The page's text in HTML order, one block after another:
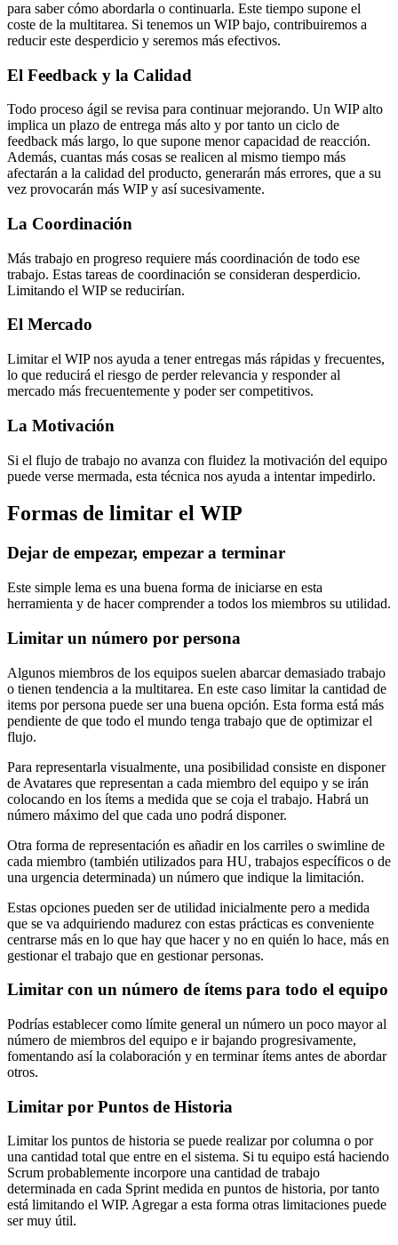
para saber cómo abordarla o continuarla. Este tiempo supone el
coste de la multitarea. Si tenemos un WIP bajo, contribuiremos a
reducir este desperdicio y seremos más efectivos.
El Feedback y la Calidad
Todo proceso ágil se revisa para continuar mejorando. Un WIP alto
implica un plazo de entrega más alto y por tanto un ciclo de
feedback más largo, lo que supone menor capacidad de reacción.
Además, cuantas más cosas se realicen al mismo tiempo más
afectarán a la calidad del producto, generarán más errores, que a su
vez provocarán más WIP y así sucesivamente.
La Coordinación
Más trabajo en progreso requiere más coordinación de todo ese
trabajo. Estas tareas de coordinación se consideran desperdicio.
Limitando el WIP se reducirían.
El Mercado
Limitar el WIP nos ayuda a tener entregas más rápidas y frecuentes,
lo que reducirá el riesgo de perder relevancia y responder al
mercado más frecuentemente y poder ser competitivos.
La Motivación
Si el flujo de trabajo no avanza con fluidez la motivación del equipo
puede verse mermada, esta técnica nos ayuda a intentar impedirlo.
Formas de limitar el WIP
Dejar de empezar, empezar a terminar
Este simple lema es una buena forma de iniciarse en esta
herramienta y de hacer comprender a todos los miembros su utilidad.
Limitar un número por persona
Algunos miembros de los equipos suelen abarcar demasiado trabajo
o tienen tendencia a la multitarea. En este caso limitar la cantidad de
items por persona puede ser una buena opción. Esta forma está más
pendiente de que todo el mundo tenga trabajo que de optimizar el
flujo.
Para representarla visualmente, una posibilidad consiste en disponer
de Avatares que representan a cada miembro del equipo y se irán
colocando en los ítems a medida que se coja el trabajo. Habrá un
número máximo del que cada uno podrá disponer.
Otra forma de representación es añadir en los carriles o swimline de
cada miembro (también utilizados para HU, trabajos específicos o de
una urgencia determinada) un número que indique la limitación.
Estas opciones pueden ser de utilidad inicialmente pero a medida
que se va adquiriendo madurez con estas prácticas es conveniente
centrarse más en lo que hay que hacer y no en quién lo hace, más en
gestionar el trabajo que en gestionar personas.
Limitar con un número de ítems para todo el equipo
Podrías establecer como límite general un número un poco mayor al
número de miembros del equipo e ir bajando progresivamente,
fomentando así la colaboración y en terminar ítems antes de abordar
otros.
Limitar por Puntos de Historia
Limitar los puntos de historia se puede realizar por columna o por
una cantidad total que entre en el sistema. Si tu equipo está haciendo
Scrum probablemente incorpore una cantidad de trabajo
determinada en cada Sprint medida en puntos de historia, por tanto
está limitando el WIP. Agregar a esta forma otras limitaciones puede
ser muy útil.